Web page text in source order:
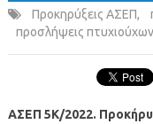
Προκηρύξεις ΑΣΕΠ,
προσλήψεις πτυχιούχων
ΑΣΕΠ 5Κ/2022.